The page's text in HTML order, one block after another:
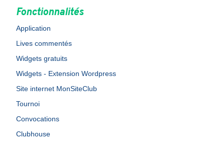
Fonctionnalités
Application
Lives commentés
Widgets gratuits
Widgets - Extension Wordpress
Site internet MonSiteClub
Tournoi
Convocations
Clubhouse